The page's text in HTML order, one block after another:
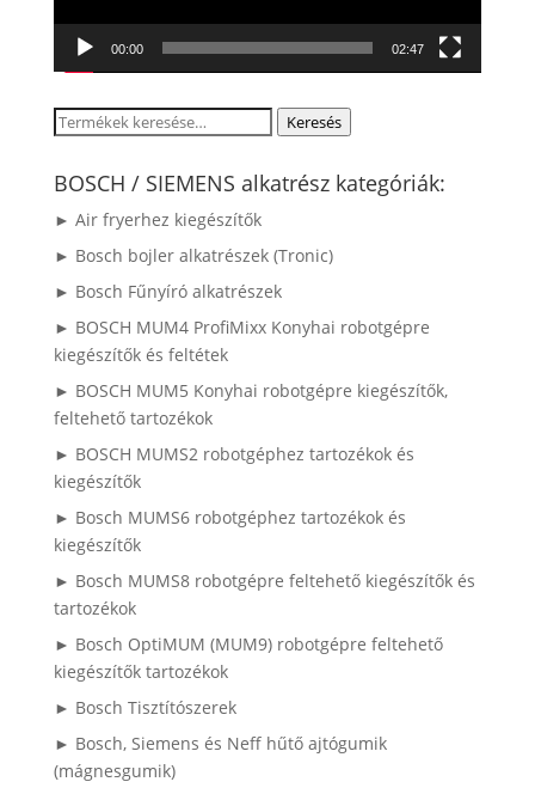
00:00 02:47
Keresés
következőre:
Keresés
BOSCH / SIEMENS alkatrész kategóriák:
► Air fryerhez kiegészítők
► Bosch bojler alkatrészek (Tronic)
► Bosch Fűnyíró alkatrészek
► BOSCH MUM4 ProfiMixx Konyhai robotgépre
kiegészítők és feltétek
► BOSCH MUM5 Konyhai robotgépre kiegészítők,
feltehető tartozékok
► BOSCH MUMS2 robotgéphez tartozékok és
kiegészítők
► Bosch MUMS6 robotgéphez tartozékok és
kiegészítők
► Bosch MUMS8 robotgépre feltehető kiegészítők és
tartozékok
► Bosch OptiMUM (MUM9) robotgépre feltehető
kiegészítők tartozékok
► Bosch Tisztítószerek
► Bosch, Siemens és Neff hűtő ajtógumik
(mágnesgumik)